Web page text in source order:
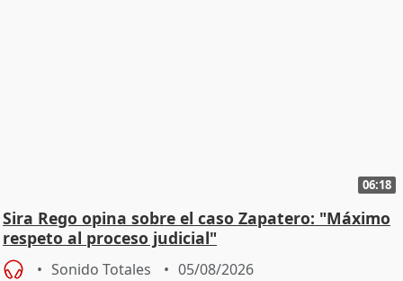
06:18
Sira Rego opina sobre el caso Zapatero: "Máximo
respeto al proceso judicial"
Sonido Totales 05/08/2026